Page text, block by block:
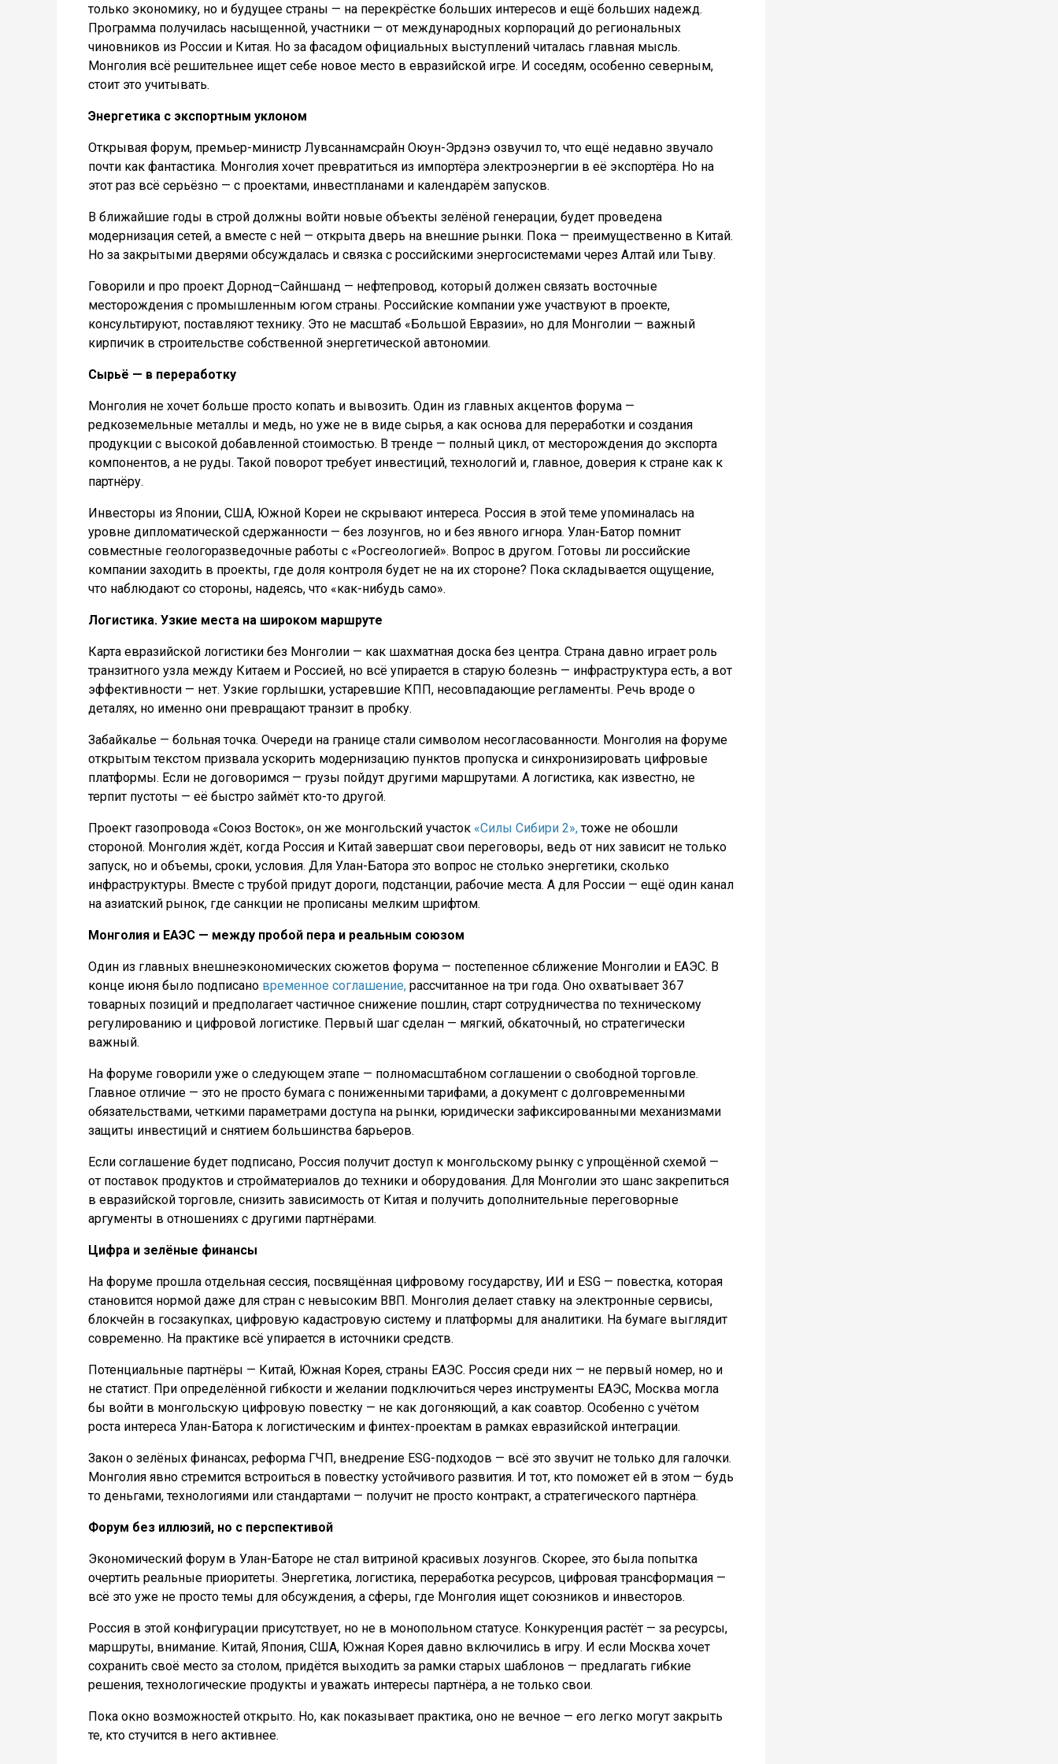
только экономику, но и будущее страны — на перекрёстке больших интересов и ещё больших надежд.
Программа получилась насыщенной, участники — от международных корпораций до региональных
чиновников из России и Китая. Но за фасадом официальных выступлений читалась главная мысль.
Монголия всё решительнее ищет себе новое место в евразийской игре. И соседям, особенно северным,
стоит это учитывать.
Энергетика с экспортным уклоном
Открывая форум, премьер-министр Лувсаннамсрайн Оюун-Эрдэнэ озвучил то, что ещё недавно звучало
почти как фантастика. Монголия хочет превратиться из импортёра электроэнергии в её экспортёра. Но на
этот раз всё серьёзно — с проектами, инвестпланами и календарём запусков.
В ближайшие годы в строй должны войти новые объекты зелёной генерации, будет проведена
модернизация сетей, а вместе с ней — открыта дверь на внешние рынки. Пока — преимущественно в Китай.
Но за закрытыми дверями обсуждалась и связка с российскими энергосистемами через Алтай или Тыву.
Говорили и про проект Дорнод–Сайншанд — нефтепровод, который должен связать восточные
месторождения с промышленным югом страны. Российские компании уже участвуют в проекте,
консультируют, поставляют технику. Это не масштаб «Большой Евразии», но для Монголии — важный
кирпичик в строительстве собственной энергетической автономии.
Сырьё — в переработку
Монголия не хочет больше просто копать и вывозить. Один из главных акцентов форума —
редкоземельные металлы и медь, но уже не в виде сырья, а как основа для переработки и создания
продукции с высокой добавленной стоимостью. В тренде — полный цикл, от месторождения до экспорта
компонентов, а не руды. Такой поворот требует инвестиций, технологий и, главное, доверия к стране как к
партнёру.
Инвесторы из Японии, США, Южной Кореи не скрывают интереса. Россия в этой теме упоминалась на
уровне дипломатической сдержанности — без лозунгов, но и без явного игнора. Улан-Батор помнит
совместные геологоразведочные работы с «Росгеологией». Вопрос в другом. Готовы ли российские
компании заходить в проекты, где доля контроля будет не на их стороне? Пока складывается ощущение,
что наблюдают со стороны, надеясь, что «как-нибудь само».
Логистика. Узкие места на широком маршруте
Карта евразийской логистики без Монголии — как шахматная доска без центра. Страна давно играет роль
транзитного узла между Китаем и Россией, но всё упирается в старую болезнь — инфраструктура есть, а вот
эффективности — нет. Узкие горлышки, устаревшие КПП, несовпадающие регламенты. Речь вроде о
деталях, но именно они превращают транзит в пробку.
Забайкалье — больная точка. Очереди на границе стали символом несогласованности. Монголия на форуме
открытым текстом призвала ускорить модернизацию пунктов пропуска и синхронизировать цифровые
платформы. Если не договоримся — грузы пойдут другими маршрутами. А логистика, как известно, не
терпит пустоты — её быстро займёт кто-то другой.
Проект газопровода «Союз Восток», он же монгольский участок «Силы Сибири 2»,тоже не обошли
стороной. Монголия ждёт, когда Россия и Китай завершат свои переговоры, ведь от них зависит не только
запуск, но и объемы, сроки, условия. Для Улан-Батора это вопрос не столько энергетики, сколько
инфраструктуры. Вместе с трубой придут дороги, подстанции, рабочие места. А для России — ещё один канал
на азиатский рынок, где санкции не прописаны мелким шрифтом.
Монголия и ЕАЭС — между пробой пера и реальным союзом
Один из главных внешнеэкономических сюжетов форума — постепенное сближение Монголии и ЕАЭС. В
конце июня было подписано временное соглашение, рассчитанное на три года. Оно охватывает 367
товарных позиций и предполагает частичное снижение пошлин, старт сотрудничества по техническому
регулированию и цифровой логистике. Первый шаг сделан — мягкий, обкаточный, но стратегически
важный.
На форуме говорили уже о следующем этапе — полномасштабном соглашении о свободной торговле.
Главное отличие — это не просто бумага с пониженными тарифами, а документ с долговременными
обязательствами, четкими параметрами доступа на рынки, юридически зафиксированными механизмами
защиты инвестиций и снятием большинства барьеров.
Если соглашение будет подписано, Россия получит доступ к монгольскому рынку с упрощённой схемой —
от поставок продуктов и стройматериалов до техники и оборудования. Для Монголии это шанс закрепиться
в евразийской торговле, снизить зависимость от Китая и получить дополнительные переговорные
аргументы в отношениях с другими партнёрами.
Цифра и зелёные финансы
На форуме прошла отдельная сессия, посвящённая цифровому государству, ИИ и ESG — повестка, которая
становится нормой даже для стран с невысоким ВВП. Монголия делает ставку на электронные сервисы,
блокчейн в госзакупках, цифровую кадастровую систему и платформы для аналитики. На бумаге выглядит
современно. На практике всё упирается в источники средств.
Потенциальные партнёры — Китай, Южная Корея, страны ЕАЭС. Россия среди них — не первый номер, но и
не статист. При определённой гибкости и желании подключиться через инструменты ЕАЭС, Москва могла
бы войти в монгольскую цифровую повестку — не как догоняющий, а как соавтор. Особенно с учётом
роста интереса Улан-Батора к логистическим и финтех-проектам в рамках евразийской интеграции.
Закон о зелёных финансах, реформа ГЧП, внедрение ESG-подходов — всё это звучит не только для галочки.
Монголия явно стремится встроиться в повестку устойчивого развития. И тот, кто поможет ей в этом — будь
то деньгами, технологиями или стандартами — получит не просто контракт, а стратегического партнёра.
Форум без иллюзий, но с перспективой
Экономический форум в Улан-Баторе не стал витриной красивых лозунгов. Скорее, это была попытка
очертить реальные приоритеты. Энергетика, логистика, переработка ресурсов, цифровая трансформация —
всё это уже не просто темы для обсуждения, а сферы, где Монголия ищет союзников и инвесторов.
Россия в этой конфигурации присутствует, но не в монопольном статусе. Конкуренция растёт — за ресурсы,
маршруты, внимание. Китай, Япония, США, Южная Корея давно включились в игру. И если Москва хочет
сохранить своё место за столом, придётся выходить за рамки старых шаблонов — предлагать гибкие
решения, технологические продукты и уважать интересы партнёра, а не только свои.
Пока окно возможностей открыто. Но, как показывает практика, оно не вечное — его легко могут закрыть
те, кто стучится в него активнее.